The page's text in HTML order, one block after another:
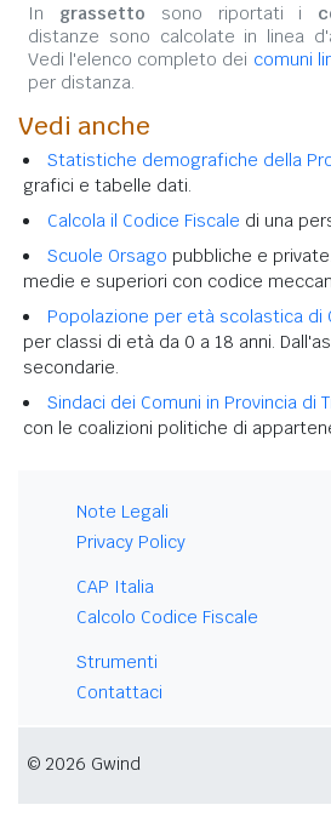
In grassetto sono riportati i
distanze sono calcolate in linea
Vedi l'elenco completo dei comuni
per distanza.
Vedi anche
Statistiche demografiche della
grafici e tabelle dati.
Calcola il Codice Fiscale di una
Scuole Orsago pubbliche e
medie e superiori con codice
Popolazione per età scolastica di
per classi di età da 0 a 18 anni.
secondarie.
Sindaci dei Comuni in Provincia di
con le coalizioni politiche di
Note Legali
Privacy Policy
CAP Italia
Calcolo Codice Fiscale
Strumenti
Contattaci
© 2026 Gwind